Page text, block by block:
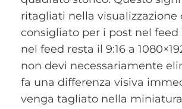
ritagliati nella
consigliato per i post nel feed
nel feed resta il 9:16 a
non devi necessariamente
fa una differenza visiva
venga tagliato nella